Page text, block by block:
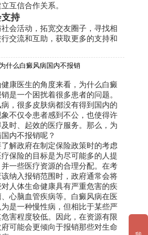
互信合作关系。
持
活动，拓宽交友圈子，寻找相
交流和互助，获取更多的支持和
为什么白癜风病国内不报销
医生的角度来看，为什么白癜
是一个困扰着很多患者的问题。
，很多皮肤病都没有得到国内的
不仅令患者感到不公，也使得许
时、起效的医疗服务。那么，为
内不报销呢？
政府在制定保险政策时的考虑
保险的目标是为尽可能多的人提
一些医疗资源的合理分配。在考
纳入报销范围时，政府通常会将
人体生命健康具有严重危害的疾
心脑血管疾病等。白癜风病在医
是一种慢性病，但相比于某些严
害程度较低。因此，在资源有限
可能会更倾向于报销那些对生命